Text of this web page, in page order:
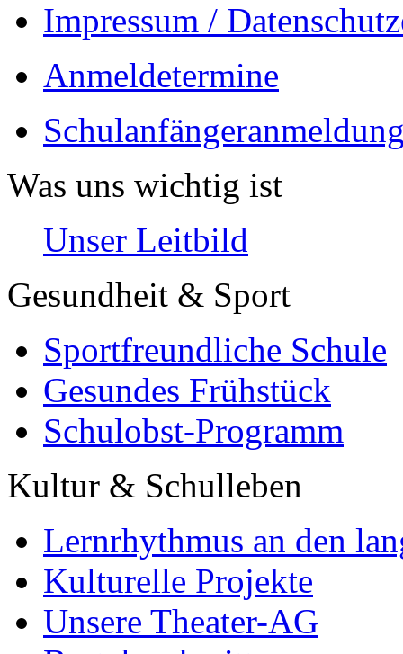
Impressum /
Anmeldetermine
Was uns wichtig ist
Unser Leitbild
Gesundheit & Sport
Sportfreundliche Schule
Gesundes Frühstück
Schulobst-Programm
Kultur & Schulleben
Lernrhythmus an den
Kulturelle Projekte
Unsere Theater-AG